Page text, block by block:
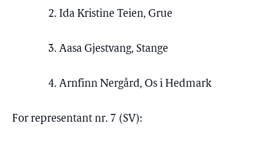
2. Ida Kristine Teien, Grue
3. Aasa Gjestvang, Stange
4. Arnfinn Nergård, Os i Hedmark
For representant nr. 7 (SV):